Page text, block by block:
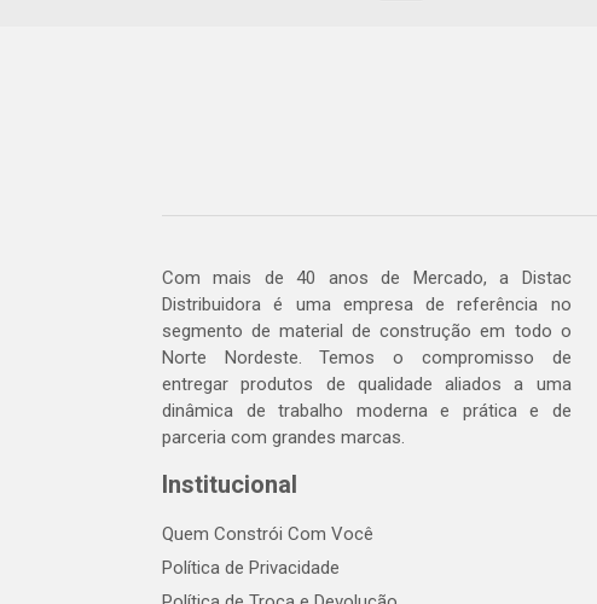
Com mais de 40 anos de Mercado, a Distac
Distribuidora é uma empresa de referência no
segmento de material de construção em todo o
Norte Nordeste. Temos o compromisso de
entregar produtos de qualidade aliados a uma
dinâmica de trabalho moderna e prática e de
parceria com grandes marcas.
Institucional
Quem Constrói Com Você
Política de Privacidade